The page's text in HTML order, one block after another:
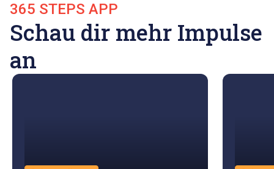
365 STEPS APP
Schau dir mehr Impulse
an